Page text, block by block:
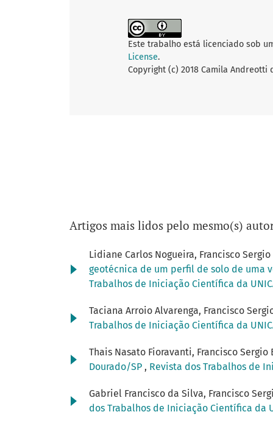
Este trabalho está licenciado sob
License.
Copyright (c) 2018 Camila Andreotti
Artigos mais lidos pelo mesmo(s)
Lidiane Carlos Nogueira, Francisco
geotécnica de um perfil de solo de uma
Trabalhos de Iniciação Científica da
Taciana Arroio Alvarenga, Francisco
Trabalhos de Iniciação Científica da
Thais Nasato Fioravanti, Francisco Sergio
Dourado/SP , Revista dos Trabalhos de
Gabriel Francisco da Silva, Francisco
dos Trabalhos de Iniciação Científica da